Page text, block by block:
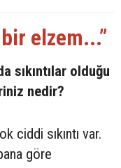
elzem...”
sıkıntılar olduğu
nedir?
ciddi sıkıntı var.
göre